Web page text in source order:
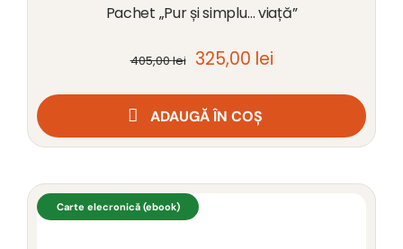
Pachet „Pur și simplu… viață”
405,00lei
Prețul
a
fost:
325,00 leiPrețul
325,00 lei.
ADAUGĂ ÎN COȘ
Carte elecronică (ebook)